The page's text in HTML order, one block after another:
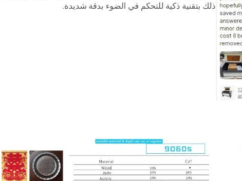
ذلك بتقنية ذكية للتحكم في الضوء بدقة شديدة.